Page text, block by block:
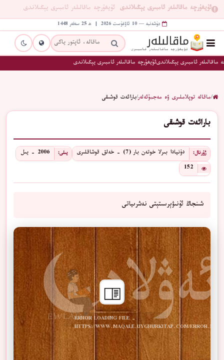
ئۇيغۇرچە ماقالىلەر ئامبىرى يېڭىلاندى ئۇيغۇرچە ماقالىلەر ئامبىرى يېڭىلاندى
دۈشەنبە — 10 ئاۋغۇست 2026 | ھ 25 سەفەر 1448
ماقالىلەر ئامبىرى يېڭىلاندىئۇيغۇرچە ماقالىلەر ئامبىرى يېڭىلاندى
/ماقالە توپلاملىرى ۋە مەجمۇئەلەر/بارائەت قوشىقى
بارائەت قوشىقى
ژۇرنال: دۇنيادا بىرلا خوتەن بار (7) - خەلق قوشاقلىرى يىلى:
2006 - يىل
152
شىنجاڭ ئۇنىۋېرسىتېتى نەشرىياتى
ERROR LOADING FILE -
HTTPS://WWW.MAQALE.UYGHURKITAP.COM/ERROR.PDF